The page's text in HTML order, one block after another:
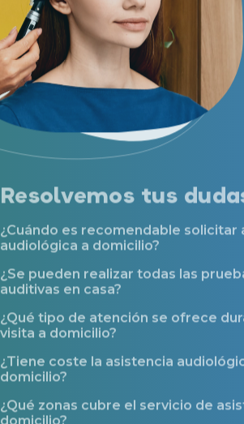
Resolvemos tus dudas
audiológica a domicilio?
auditivas en casa?
visita a domicilio?
domicilio?
domicilio?